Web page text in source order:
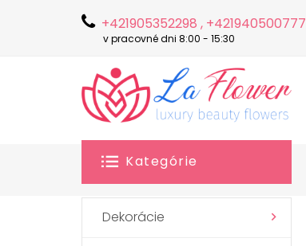
+421905352298 , +421940500777
v pracovné dni 8:00 - 15:30
Kategórie
Dekorácie